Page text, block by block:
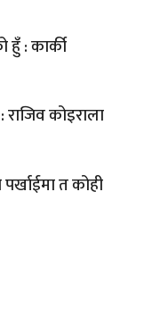
हुँ : कार्की
कोइराला
त कोही